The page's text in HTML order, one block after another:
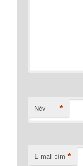
Név *
E-mail cím *